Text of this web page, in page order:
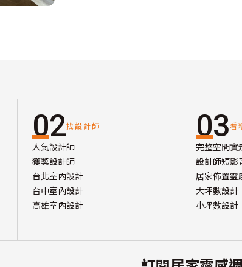
02找設計師
人氣設計師
獲獎設計師
台北室內設計
台中室內設計
高雄室內設計
03看
完整空間實
設計師短影
居家佈置靈
大坪數設計
小坪數設計